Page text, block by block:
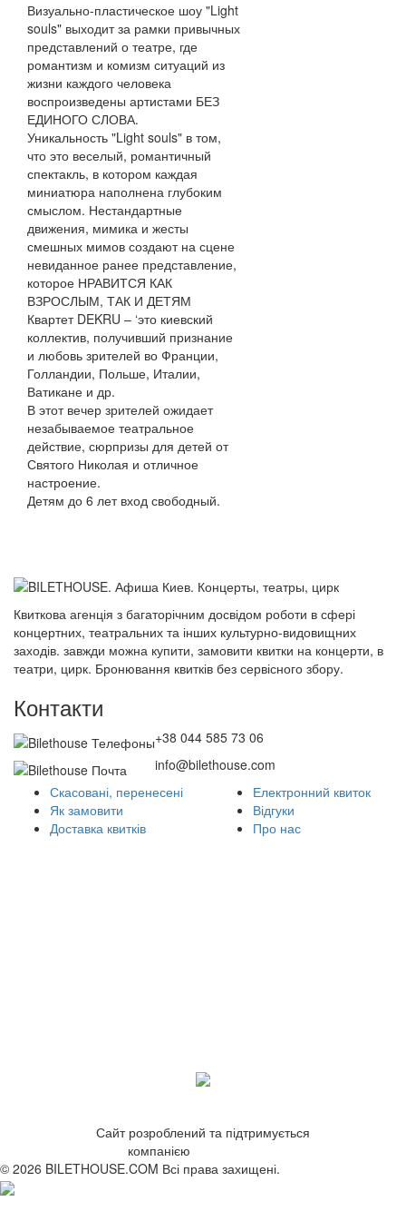
Визуально-пластическое шоу "Light
souls" выходит за рамки привычных
представлений о театре, где
романтизм и комизм ситуаций из
жизни каждого человека
воспроизведены артистами БЕЗ
ЕДИНОГО СЛОВА.
Уникальность "Light souls" в том,
что это веселый, романтичный
спектакль, в котором каждая
миниатюра наполнена глубоким
смыслом. Нестандартные
движения, мимика и жесты
смешных мимов создают на сцене
невиданное ранее представление,
которое НРАВИТСЯ КАК
ВЗРОСЛЫМ, ТАК И ДЕТЯМ
Квартет DEKRU – ‘это киевский
коллектив, получивший признание
и любовь зрителей во Франции,
Голландии, Польше, Италии,
Ватикане и др.
В этот вечер зрителей ожидает
незабываемое театральное
действие, сюрпризы для детей от
Святого Николая и отличное
настроение.
Детям до 6 лет вход свободный.
Квиткова агенція з багаторічним досвідом роботи в сфері
концертних, театральних та інших культурно-видовищних
заходів. завжди можна купити, замовити квитки на концерти, в
театри, цирк. Бронювання квитків без сервісного збору.
Контакти
+38 044 585 73 06
info@bilethouse.com
Скасовані, перенесені
Як замовити
Доставка квитків
Електронний квиток
Відгуки
Про нас
Сайт розроблений та підтримується
компанією
© 2026 BILETHOUSE.COM Всі права захищені.